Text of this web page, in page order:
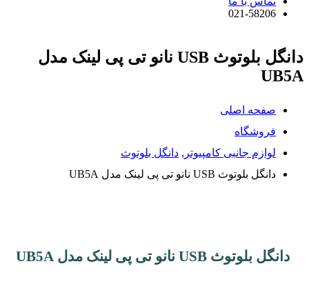
021-58206
دانگل بلوتوث USB نانو تی پی لینک مدل
UB5A
صفحه اصلی
فروشگاه
لوازم جانبی کامپیوتر , دانگل بلوتوث
دانگل بلوتوث USB نانو تی پی لینک مدل UB5A
دانگل بلوتوث USB نانو تی پی لینک مدل UB5A